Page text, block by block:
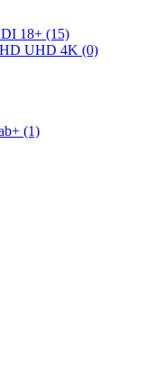
18+ (15)
UHD 4K (0)
(1)